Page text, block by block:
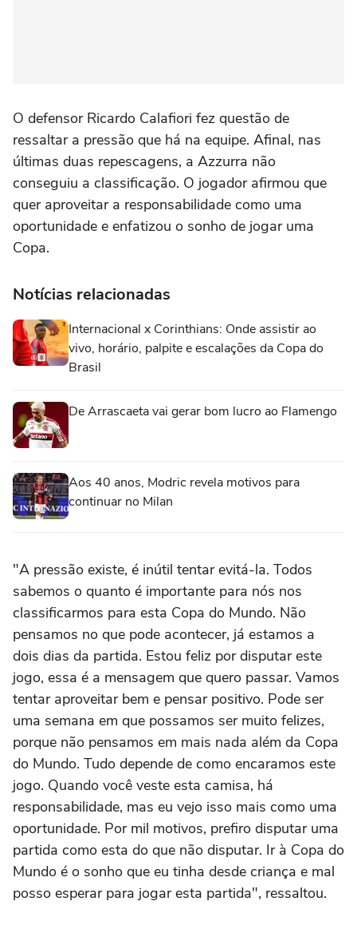
O defensor Ricardo Calafiori fez questão de
ressaltar a pressão que há na equipe. Afinal, nas
últimas duas repescagens, a Azzurra não
conseguiu a classificação. O jogador afirmou que
quer aproveitar a responsabilidade como uma
oportunidade e enfatizou o sonho de jogar uma
Copa.
Notícias relacionadas
Internacional x Corinthians: Onde assistir ao
vivo, horário, palpite e escalações da Copa do
Brasil
De Arrascaeta vai gerar bom lucro ao Flamengo
Aos 40 anos, Modric revela motivos para
continuar no Milan
"A pressão existe, é inútil tentar evitá-la. Todos
sabemos o quanto é importante para nós nos
classificarmos para esta Copa do Mundo. Não
pensamos no que pode acontecer, já estamos a
dois dias da partida. Estou feliz por disputar este
jogo, essa é a mensagem que quero passar. Vamos
tentar aproveitar bem e pensar positivo. Pode ser
uma semana em que possamos ser muito felizes,
porque não pensamos em mais nada além da Copa
do Mundo. Tudo depende de como encaramos este
jogo. Quando você veste esta camisa, há
responsabilidade, mas eu vejo isso mais como uma
oportunidade. Por mil motivos, prefiro disputar uma
partida como esta do que não disputar. Ir à Copa do
Mundo é o sonho que eu tinha desde criança e mal
posso esperar para jogar esta partida", ressaltou.